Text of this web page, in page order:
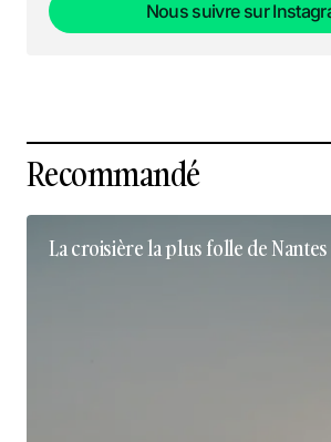
Nous suivre sur
Recommandé
La croisière la plus folle de Nantes